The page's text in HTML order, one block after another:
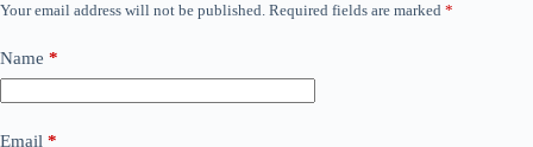
Your email address will not be published. Required fields are marked *
Name *
Email *